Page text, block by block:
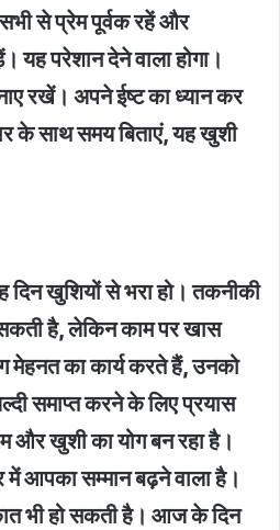
से प्रेम पूर्वक रहें और
यह परेशान देने वाला होगा।
रखें। अपने ईष्ट का ध्यान कर
के साथ समय बिताएं, यह खुशी
दिन खुशियों से भरा हो। तकनीकी
है, लेकिन काम पर खास
मेहनत का कार्य करते हैं, उनको
समाप्त करने के लिए प्रयास
और खुशी का योग बन रहा है।
में आपका सम्मान बढ़ने वाला है।
भी हो सकती है। आज के दिन